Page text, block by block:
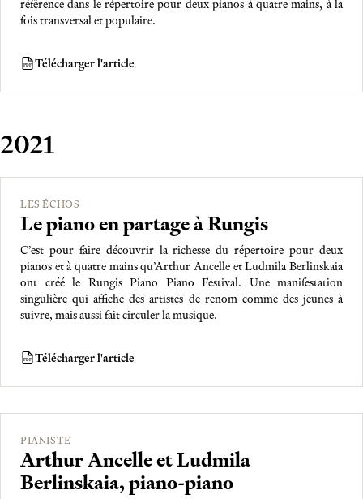
référence dans le répertoire pour deux pianos à quatre mains, à la
fois transversal et populaire.
PDF Télécharger l'article
2021
LES ÉCHOS
Le piano en partage à Rungis
C’est pour faire découvrir la richesse du répertoire pour deux
pianos et à quatre mains qu’Arthur Ancelle et Ludmila Berlinskaia
ont créé le Rungis Piano Piano Festival. Une manifestation
singulière qui affiche des artistes de renom comme des jeunes à
suivre, mais aussi fait circuler la musique.
PDF Télécharger l'article
PIANISTE
Arthur Ancelle et Ludmila
Berlinskaia, piano-piano